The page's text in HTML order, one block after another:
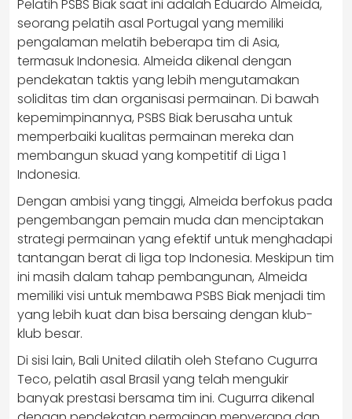
Pelatih PSBS Biak saat ini adalah Eduardo Almeida,
seorang pelatih asal Portugal yang memiliki
pengalaman melatih beberapa tim di Asia,
termasuk Indonesia. Almeida dikenal dengan
pendekatan taktis yang lebih mengutamakan
soliditas tim dan organisasi permainan. Di bawah
kepemimpinannya, PSBS Biak berusaha untuk
memperbaiki kualitas permainan mereka dan
membangun skuad yang kompetitif di Liga 1
Indonesia.
Dengan ambisi yang tinggi, Almeida berfokus pada
pengembangan pemain muda dan menciptakan
strategi permainan yang efektif untuk menghadapi
tantangan berat di liga top Indonesia. Meskipun tim
ini masih dalam tahap pembangunan, Almeida
memiliki visi untuk membawa PSBS Biak menjadi tim
yang lebih kuat dan bisa bersaing dengan klub-
klub besar.
Di sisi lain, Bali United dilatih oleh Stefano Cugurra
Teco, pelatih asal Brasil yang telah mengukir
banyak prestasi bersama tim ini. Cugurra dikenal